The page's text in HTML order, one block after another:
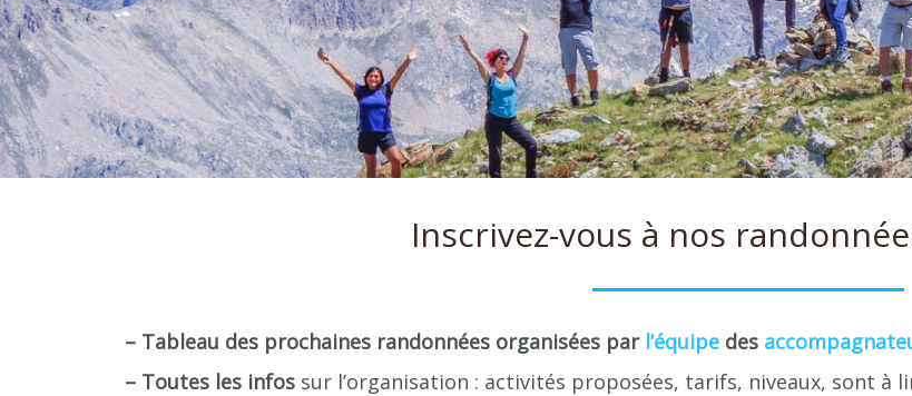
Inscrivez-vous à nos
– Tableau des prochaines randonnées organisées par l’équipe des
– Toutes les infos sur l’organisation : activités proposées, tarifs, niveaux, sont à